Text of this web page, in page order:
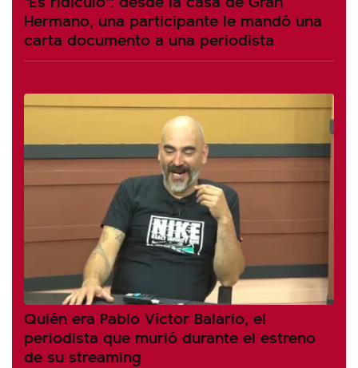
Hermano, una participante le mandó una
carta documento a una periodista
Quién era Pablo Víctor Balario, el
periodista que murió durante el estreno
de su streaming